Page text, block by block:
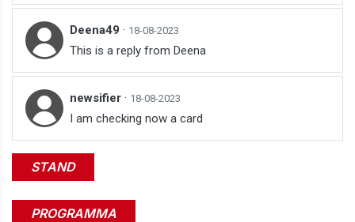
Deena49 · 18-08-2023
This is a reply from Deena
newsifier · 18-08-2023
I am checking now a card
STAND
PROGRAMMA